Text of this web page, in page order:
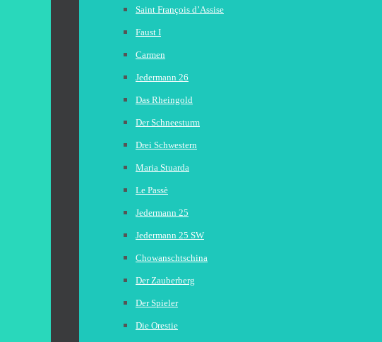
Saint François d’Assise
Faust I
Carmen
Jedermann 26
Das Rheingold
Der Schneesturm
Drei Schwestern
Maria Stuarda
Le Passè
Jedermann 25
Jedermann 25 SW
Chowanschtschina
Der Zauberberg
Der Spieler
Die Orestie